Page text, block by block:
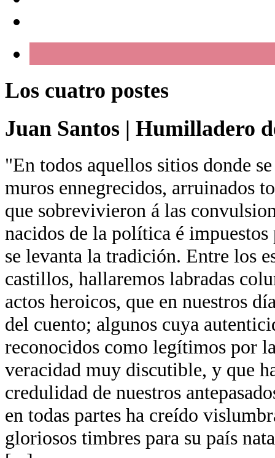
Los cuatro postes
Juan Santos | Humilladero
"En todos aquellos sitios donde
muros ennegrecidos, arruinados
que sobrevivieron á las
nacidos de la política é
se levanta la tradición. Entre los
castillos, hallaremos labradas
actos heroicos, que en nuestros
del cuento; algunos cuya
reconocidos como legítimos por
veracidad muy discutible, y que
credulidad de nuestros
en todas partes ha creído
gloriosos timbres para su país